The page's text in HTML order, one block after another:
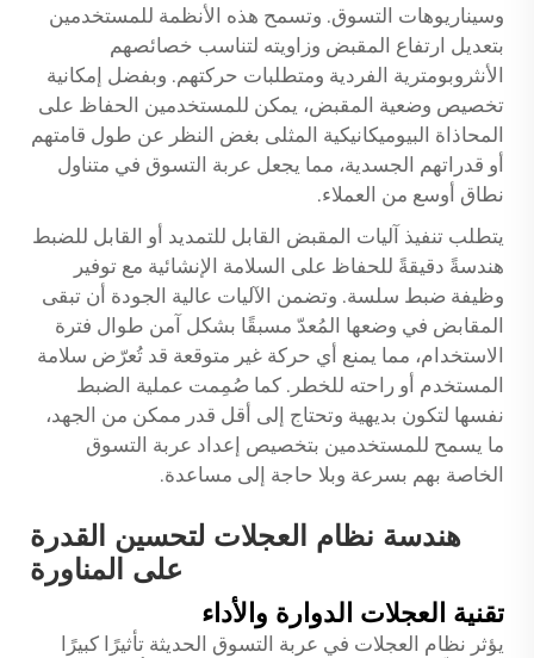
وسيناريوهات التسوق. وتسمح هذه الأنظمة للمستخدمين
بتعديل ارتفاع المقبض وزاويته لتناسب خصائصهم
الأنثروبومترية الفردية ومتطلبات حركتهم. وبفضل إمكانية
تخصيص وضعية المقبض، يمكن للمستخدمين الحفاظ على
المحاذاة البيوميكانيكية المثلى بغض النظر عن طول قامتهم
أو قدراتهم الجسدية، مما يجعل عربة التسوق في متناول
نطاق أوسع من العملاء.
يتطلب تنفيذ آليات المقبض القابل للتمديد أو القابل للضبط
هندسةً دقيقةً للحفاظ على السلامة الإنشائية مع توفير
وظيفة ضبط سلسة. وتضمن الآليات عالية الجودة أن تبقى
المقابض في وضعها المُعدّ مسبقًا بشكل آمن طوال فترة
الاستخدام، مما يمنع أي حركة غير متوقعة قد تُعرّض سلامة
المستخدم أو راحته للخطر. كما صُمِمت عملية الضبط
نفسها لتكون بديهية وتحتاج إلى أقل قدر ممكن من الجهد،
ما يسمح للمستخدمين بتخصيص إعداد عربة التسوق
الخاصة بهم بسرعة وبلا حاجة إلى مساعدة.
هندسة نظام العجلات لتحسين القدرة
على المناورة
تقنية العجلات الدوارة والأداء
يؤثر نظام العجلات في عربة التسوق الحديثة تأثيرًا كبيرًا